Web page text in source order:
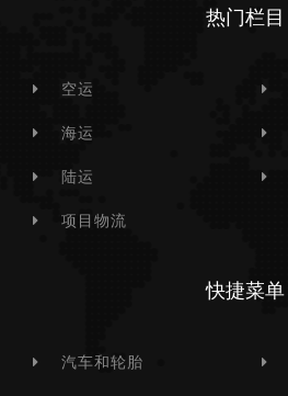
热门栏目
空运
海运
陆运
项目物流
快捷菜单
汽车和轮胎